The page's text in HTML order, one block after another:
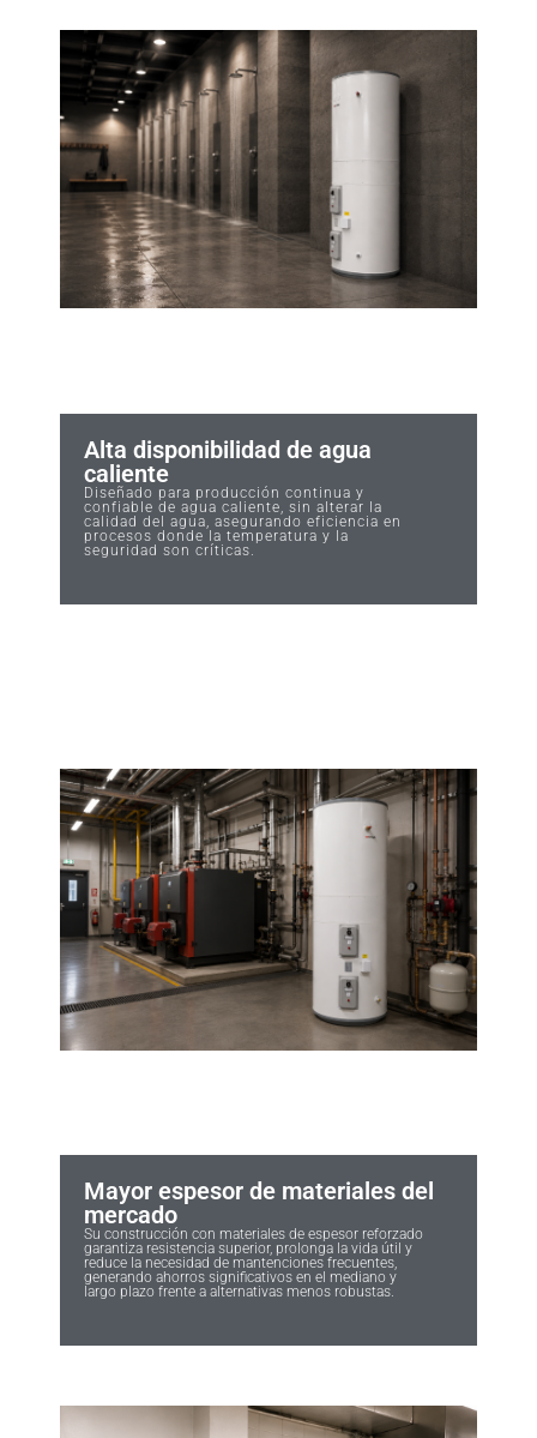
Alta disponibilidad de agua
caliente
Diseñado para producción continua y
confiable de agua caliente, sin alterar la
calidad del agua, asegurando eficiencia en
procesos donde la temperatura y la
seguridad son críticas.
Mayor espesor de materiales del
mercado
Su construcción con materiales de espesor reforzado
garantiza resistencia superior, prolonga la vida útil y
reduce la necesidad de mantenciones frecuentes,
generando ahorros significativos en el mediano y
largo plazo frente a alternativas menos robustas.